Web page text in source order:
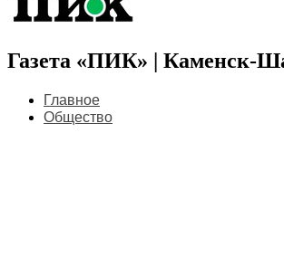
Газета «ПИК» | Каменск-
Главное
Общество